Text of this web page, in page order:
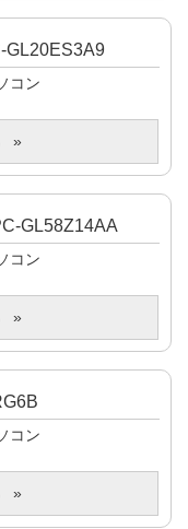
GL20ES3A9
コン
GL58Z14AA
コン
コン